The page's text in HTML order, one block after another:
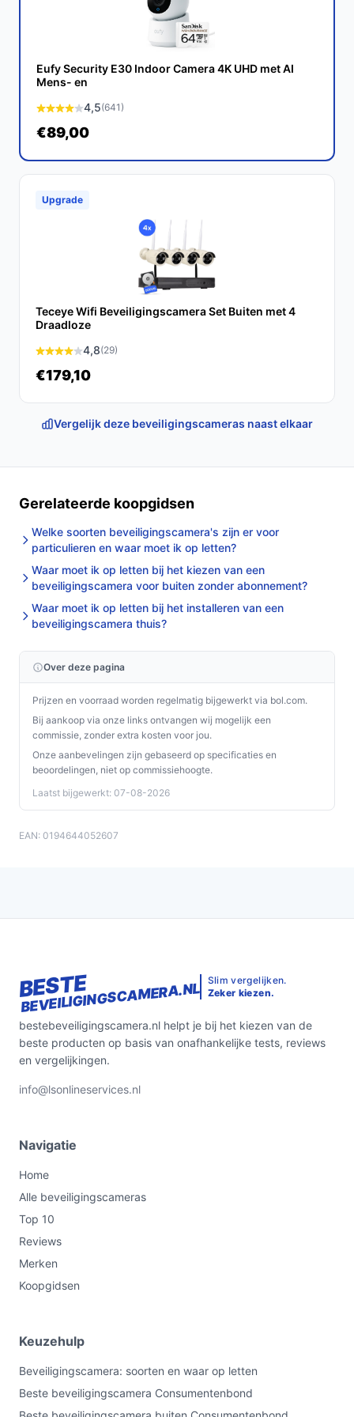
Met zijn scherpe beeldkwaliteit en geavanceerde
functies biedt deze camera alles wat je nodig hebt om
jouw woning te beschermen.
Ontdek alle specificaties en vergelijk prijzen op
past bij jouw behoeften!
Eufy Security E30 Indoor Camera 4K UHD met AI
Mens- en
4,5(641)
€89,00
Upgrade
Teceye Wifi Beveiligingscamera Set Buiten met 4
Draadloze
4,8(29)
€179,10
Vergelijk deze beveiligingscameras naast elkaar
Gerelateerde koopgidsen
Welke soorten beveiligingscamera's zijn er voor
particulieren en waar moet ik op letten?
Waar moet ik op letten bij het kiezen van een
beveiligingscamera voor buiten zonder abonnement?
Waar moet ik op letten bij het installeren van een
beveiligingscamera thuis?
Over deze pagina
Prijzen en voorraad worden regelmatig bijgewerkt via bol.com.
Bij aankoop via onze links ontvangen wij mogelijk een
commissie, zonder extra kosten voor jou.
Onze aanbevelingen zijn gebaseerd op specificaties en
beoordelingen, niet op commissiehoogte.
Laatst bijgewerkt: 07-08-2026
EAN: 0194644052607
BESTE
BEVEILIGINGSCAMERA.NL Slim vergelijken.
Zeker kiezen.
bestebeveiligingscamera.nl helpt je bij het kiezen van de
beste producten op basis van onafhankelijke tests, reviews
en vergelijkingen.
info@lsonlineservices.nl
Navigatie
Home
Alle beveiligingscameras
Top 10
Reviews
Merken
Koopgidsen
Keuzehulp
Beveiligingscamera: soorten en waar op letten
Beste beveiligingscamera Consumentenbond